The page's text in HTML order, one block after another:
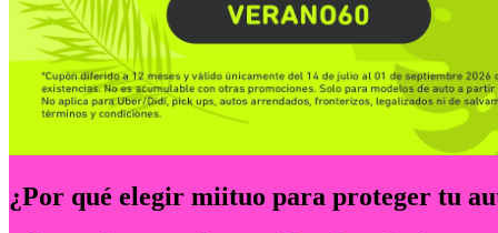
¿Por qué elegir miituo para proteger tu